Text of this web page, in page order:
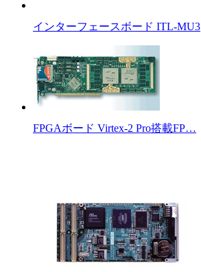
インターフェースボード ITL-MU3
FPGAボード Virtex-2 Pro搭載FP…